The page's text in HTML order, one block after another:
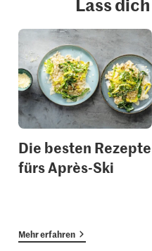
Die besten Rezepte
fürs Après-Ski
Mehr erfahren